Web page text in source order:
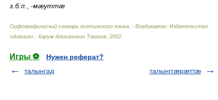
з.б.п.
-мæуттæ
Орфографический словарь осетинского языка. - Владикавказ: Издательство
«Алания».
Харум Алиханович Таказов 2002
Игры ⚽
Нужен реферат?
талынгад
талынггæрæттæ